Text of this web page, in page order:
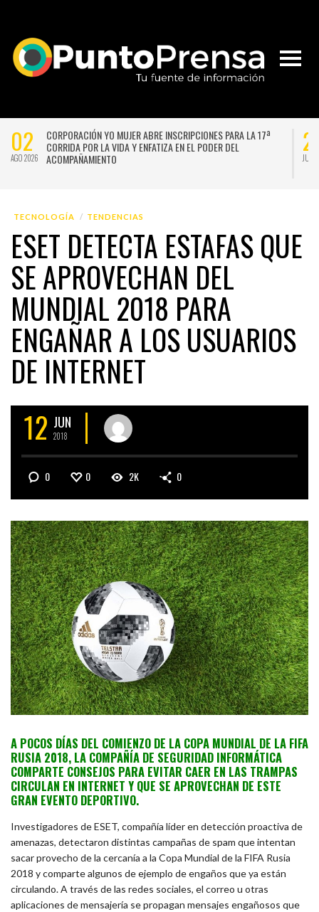
02
AGO 2026
CORPORACIÓN YO MUJER ABRE INSCRIPCIONES PARA LA 17ª
CORRIDA POR LA VIDA Y ENFATIZA EN EL PODER DEL
ACOMPAÑAMIENTO
JUL
TECNOLOGÍA TENDENCIAS
ESET DETECTA ESTAFAS QUE
SE APROVECHAN DEL
MUNDIAL 2018 PARA
ENGAÑAR A LOS USUARIOS
DE INTERNET
12 JUN
2018
0 0 2K 0
A POCOS DÍAS DEL COMIENZO DE LA COPA MUNDIAL DE LA FIFA
RUSIA 2018, LA COMPAÑÍA DE SEGURIDAD INFORMÁTICA
COMPARTE CONSEJOS PARA EVITAR CAER EN LAS TRAMPAS
CIRCULAN EN INTERNET Y QUE SE APROVECHAN DE ESTE
GRAN EVENTO DEPORTIVO.
Investigadores de ESET, compañía líder en detección proactiva de
amenazas, detectaron distintas campañas de spam que intentan
sacar provecho de la cercanía a la Copa Mundial de la FIFA Rusia
2018 y comparte algunos de ejemplo de engaños que ya están
circulando. A través de las redes sociales, el correo u otras
aplicaciones de mensajería se propagan mensajes engañosos que